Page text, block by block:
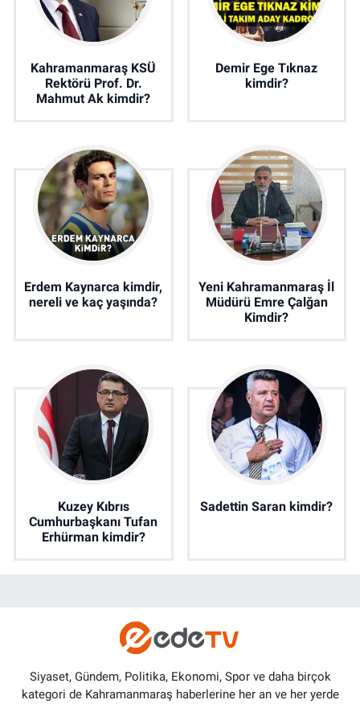
Kahramanmaraş KSÜ
Rektörü Prof. Dr.
Mahmut Ak kimdir?
Demir Ege Tıknaz
kimdir?
Erdem Kaynarca kimdir,
nereli ve kaç yaşında?
Yeni Kahramanmaraş İl
Müdürü Emre Çalğan
Kimdir?
Kuzey Kıbrıs
Cumhurbaşkanı Tufan
Erhürman kimdir?
Sadettin Saran kimdir?
Siyaset, Gündem, Politika, Ekonomi, Spor ve daha birçok
kategori de Kahramanmaraş haberlerine her an ve her yerde